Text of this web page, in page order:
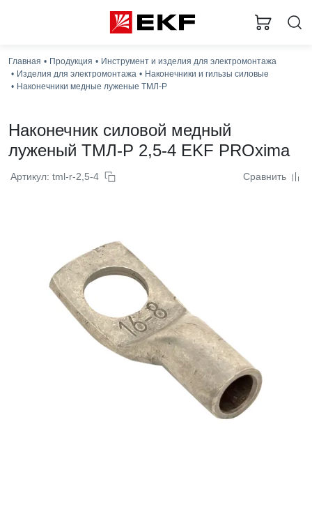
Главная Продукция
Инструмент и изделия для электромонтажа
Изделия для электромонтажа
Наконечники и гильзы силовые
Наконечники медные луженые ТМЛ-Р
Наконечник силовой медный
луженый ТМЛ-Р 2,5-4 EKF PROxima
Артикул: tml-r-2,5-4 Сравнить